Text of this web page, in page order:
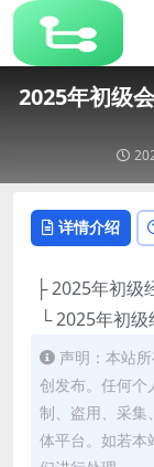
2025年初级
详情介绍
├ 2025年初
└ 2025年初
声明：本站
创发布。任何个
制、盗用、采集
体平台。如若本